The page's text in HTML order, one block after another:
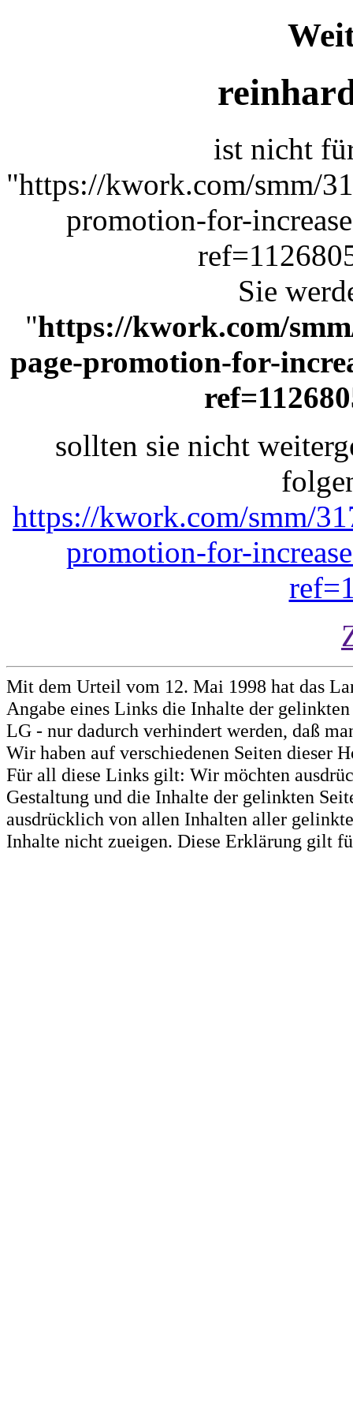
ist nicht
"https://kwork.com/smm/
promotion-for-
Sie
"https://kwork.com/
page-promotion-for-
sollten sie nicht
https://kwork.com/smm/
promotion-for-
Mit dem Urteil vom 12. Mai 1998 hat das
Angabe eines Links die Inhalte der
LG - nur dadurch verhindert werden, daß
Wir haben auf verschiedenen Seiten dieser
Für all diese Links gilt: Wir möchten
Gestaltung und die Inhalte der gelinkten
ausdrücklich von allen Inhalten aller
Inhalte nicht zueigen. Diese Erklärung gilt